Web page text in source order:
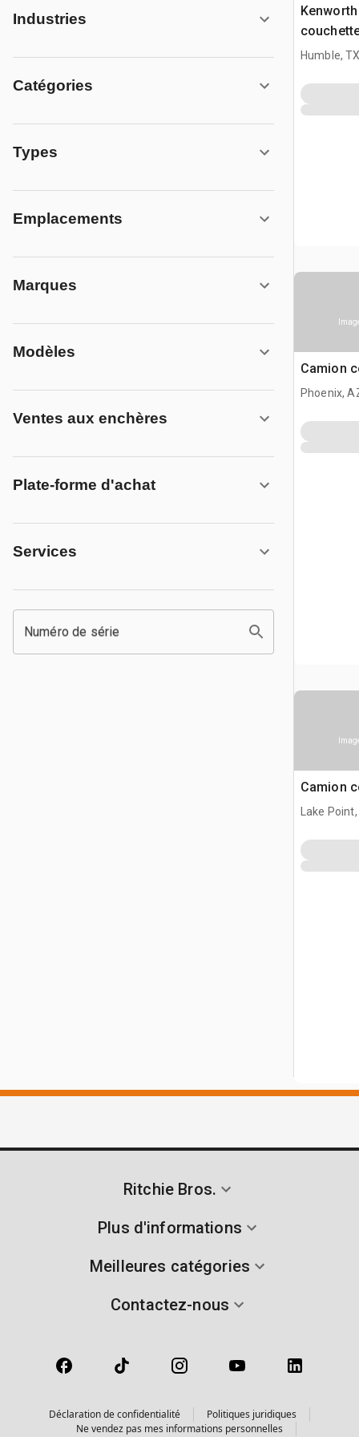
Industries
Catégories
Types
Emplacements
Marques
Modèles
Ventes aux enchères
Plate-forme d'achat
Services
Numéro de série
Humble,
Camion
Phoenix,
Camion
Lake
Ritchie Bros.
Plus d'informations
Meilleures catégories
Contactez-nous
Déclaration de confidentialité
Politiques juridiques
Ne vendez pas mes informations personnelles